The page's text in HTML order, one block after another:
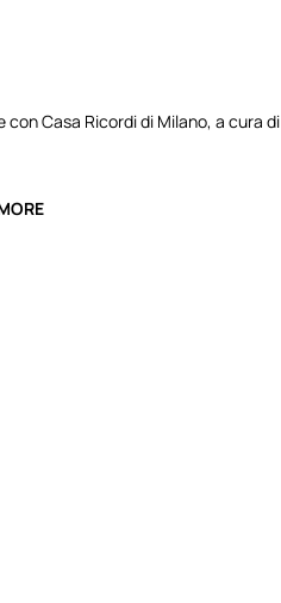
Casa Ricordi di Milano, a cura di